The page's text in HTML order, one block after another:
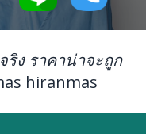
ริง ราคาน่าจะถูก
hiranmas